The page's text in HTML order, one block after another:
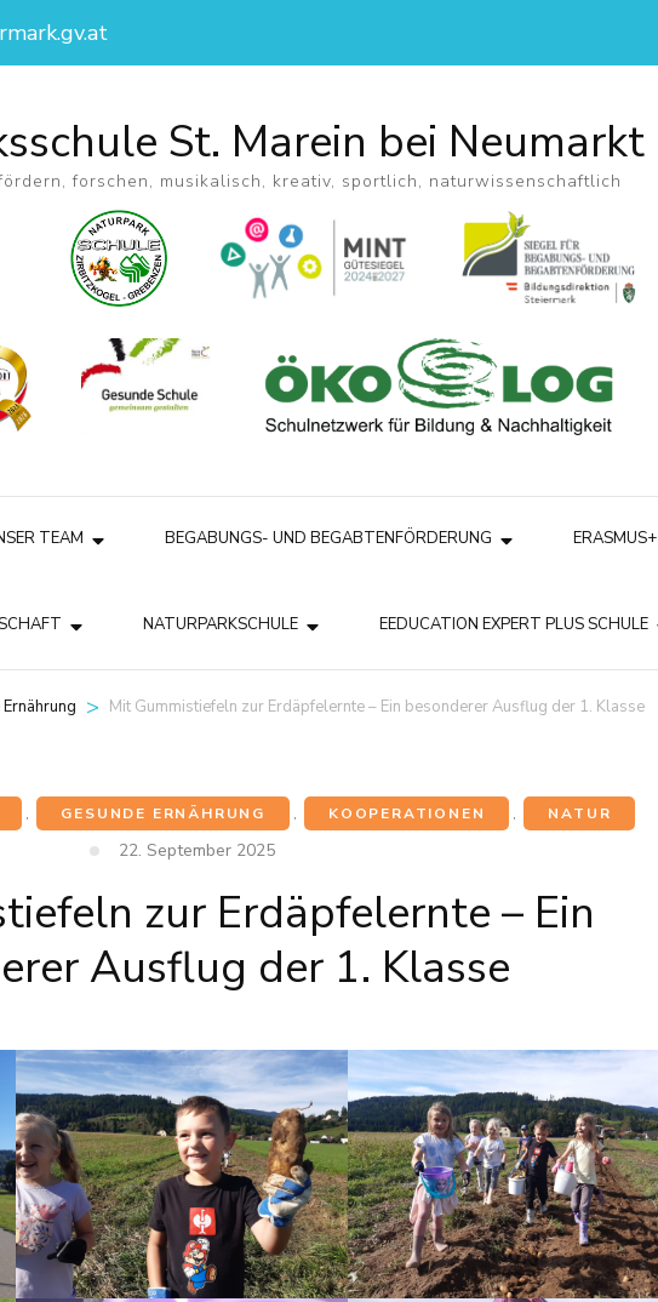
St. Marein bei Neumarkt
forschen, musikalisch, kreativ, sportlich, naturwissenschaftlich
TEAM BEGABUNGS- UND BEGABTENFÖRDERUNG ERASMUS+
NATURPARKSCHULE EEDUCATION EXPERT PLUS SCHULE
> Mit Gummistiefeln zur Erdäpfelernte – Ein besonderer Ausflug der 1. Klasse
, GESUNDE ERNÄHRUNG , KOOPERATIONEN , NATUR
22. September 2025
zur Erdäpfelernte – Ein
Ausflug der 1. Klasse